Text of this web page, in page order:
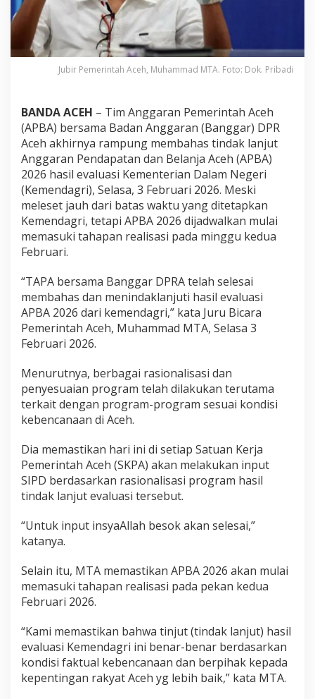
n
t
a
s
k
a
i
n
d
a
k
L
a
n
j
u
t
a
l
u
a
s
B
A
2
0
2
,
R
e
a
l
s
i
u
i
P
r
t
Jubir Pemerintah Aceh, Muhammad MTA. Foto: Dok. Pribadi
BANDA ACEH – Tim Anggaran Pemerintah Aceh
(APBA) bersama Badan Anggaran (Banggar) DPR
Aceh akhirnya rampung membahas tindak lanjut
Anggaran Pendapatan dan Belanja Aceh (APBA)
2026 hasil evaluasi Kementerian Dalam Negeri
(Kemendagri), Selasa, 3 Februari 2026. Meski
meleset jauh dari batas waktu yang ditetapkan
Kemendagri, tetapi APBA 2026 dijadwalkan mulai
memasuki tahapan realisasi pada minggu kedua
Februari.
“TAPA bersama Banggar DPRA telah selesai
membahas dan menindaklanjuti hasil evaluasi
APBA 2026 dari kemendagri,” kata Juru Bicara
Pemerintah Aceh, Muhammad MTA, Selasa 3
Februari 2026.
Menurutnya, berbagai rasionalisasi dan
penyesuaian program telah dilakukan terutama
terkait dengan program-program sesuai kondisi
kebencanaan di Aceh.
Dia memastikan hari ini di setiap Satuan Kerja
Pemerintah Aceh (SKPA) akan melakukan input
SIPD berdasarkan rasionalisasi program hasil
tindak lanjut evaluasi tersebut.
“Untuk input insyaAllah besok akan selesai,”
katanya.
Selain itu, MTA memastikan APBA 2026 akan mulai
memasuki tahapan realisasi pada pekan kedua
Februari 2026.
“Kami memastikan bahwa tinjut (tindak lanjut) hasil
evaluasi Kemendagri ini benar-benar berdasarkan
kondisi faktual kebencanaan dan berpihak kepada
kepentingan rakyat Aceh yg lebih baik,” kata MTA.